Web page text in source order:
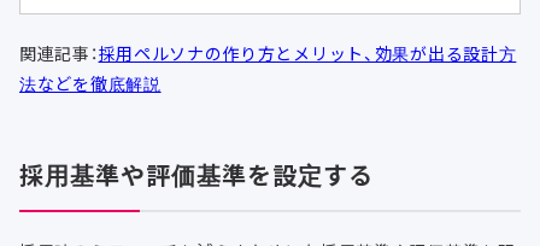
関連記事：採用ペルソナの作り方とメリット、効果が出る設計方
法などを徹底解説
採用基準や評価基準を設定する